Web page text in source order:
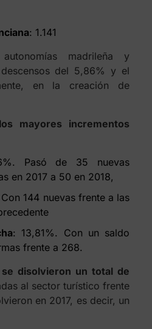
: 1.141
madrileña y
del 5,86% y el
en la creación de
mayores incrementos
Pasó de 35 nuevas
en 2017 a 50 en 2018,
144 nuevas frente a las
: 13,81%. Con un saldo
frente a 268.
se disolvieron un total de
al sector turístico frente
en 2017, es decir, un